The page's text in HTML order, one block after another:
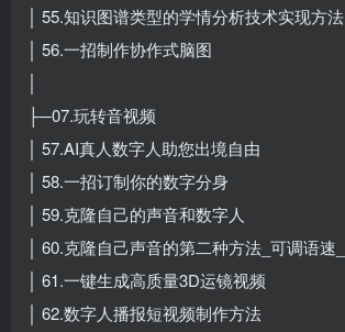
│ 55.知识图谱类型的学情分析技术实现方法
│ 56.一招制作协作式脑图
├─07.玩转音视频
│ 57.AI真人数字人助您出境自由
│ 58.一招订制你的数字分身
│ 59.克隆自己的声音和数字人
│ 60.克隆自己声音的第二种方法_可调语速_
│ 61.一键生成高质量3D运镜视频
│ 62.数字人播报短视频制作方法